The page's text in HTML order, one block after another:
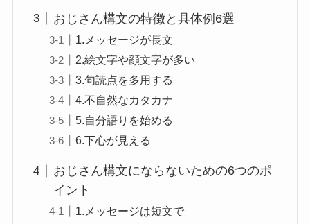
おじさん構文の特徴と具体例6選
1.メッセージが長文
2.絵文字や顔文字が多い
3.句読点を多用する
4.不自然なカタカナ
5.自分語りを始める
6.下心が見える
おじさん構文にならないための6つのポ
イント
1.メッセージは短文で